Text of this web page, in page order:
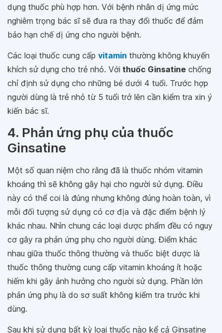
dụng thuốc phù hợp hơn. Với bệnh nhân dị ứng mức
nghiêm trọng bác sĩ sẽ đưa ra thay đổi thuốc để đảm
bảo hạn chế dị ứng cho người bệnh.
Các loại thuốc cung cấp vitamin thường không khuyến
khích sử dụng cho trẻ nhỏ. Với thuốc Ginsatine chống
chỉ định sử dụng cho những bé dưới 4 tuổi. Trước hợp
người dùng là trẻ nhỏ từ 5 tuổi trở lên cần kiểm tra xin ý
kiến bác sĩ.
4. Phản ứng phụ của thuốc
Ginsatine
Một số quan niệm cho rằng đã là thuốc nhóm vitamin
khoáng thì sẽ không gây hại cho người sử dụng. Điều
này có thể coi là đúng nhưng không đúng hoàn toàn, vì
mỗi đối tượng sử dụng có cơ địa và đặc điểm bệnh lý
khác nhau. Nhìn chung các loại dược phẩm đều có nguy
cơ gây ra phản ứng phụ cho người dùng. Điểm khác
nhau giữa thuốc thông thường và thuốc biệt dược là
thuốc thông thường cung cấp vitamin khoáng ít hoặc
hiếm khi gây ảnh hưởng cho người sử dụng. Phần lớn
phản ứng phụ là do sơ suất không kiểm tra trước khi
dùng.
Sau khi sử dụng bất kỳ loại thuốc nào kể cả Ginsatine